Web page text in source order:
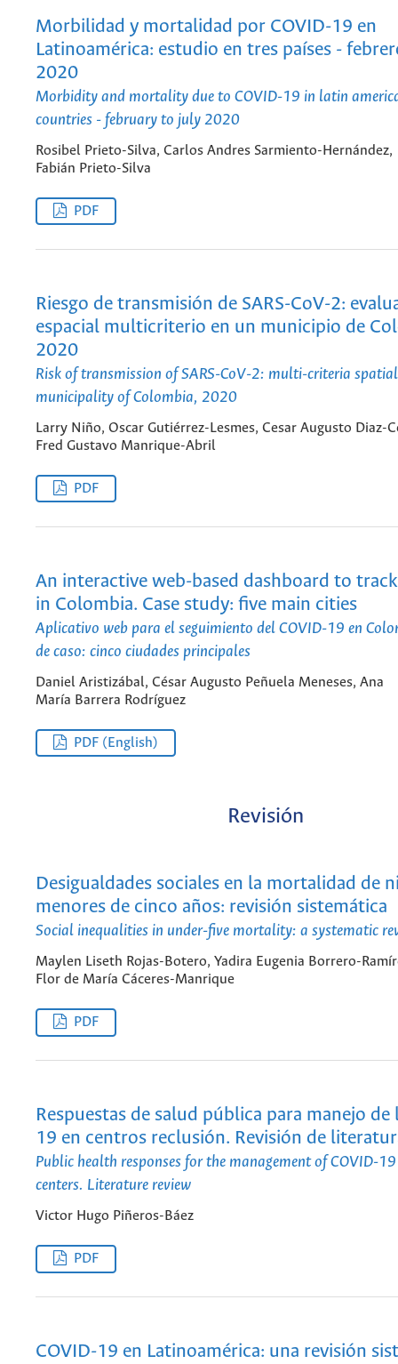
Morbilidad y mortalidad por COVID-19 en
Latinoamérica: estudio en tres países -
2020
Morbidity and mortality due to COVID-19 in latin
countries - february to july 2020
Rosibel Prieto-Silva, Carlos Andres Sarmiento-Hernández,
Fabián Prieto-Silva
PDF
Riesgo de transmisión de SARS-CoV-2:
espacial multicriterio en un municipio de
2020
Risk of transmission of SARS-CoV-2: multi-criteria
municipality of Colombia, 2020
Larry Niño, Oscar Gutiérrez-Lesmes, Cesar Augusto Diaz-
Fred Gustavo Manrique-Abril
PDF
An interactive web-based dashboard to
in Colombia. Case study: five main cities
Aplicativo web para el seguimiento del COVID-19 en
de caso: cinco ciudades principales
Daniel Aristizábal, César Augusto Peñuela Meneses, Ana
María Barrera Rodríguez
PDF (English)
Revisión
Desigualdades sociales en la mortalidad de
menores de cinco años: revisión sistemática
Social inequalities in under-five mortality: a systematic
Maylen Liseth Rojas-Botero, Yadira Eugenia Borrero-
Flor de María Cáceres-Manrique
PDF
Respuestas de salud pública para manejo de
19 en centros reclusión. Revisión de
Public health responses for the management of COVID-
centers. Literature review
Victor Hugo Piñeros-Báez
PDF
COVID-19 en Latinoamérica: una revisión